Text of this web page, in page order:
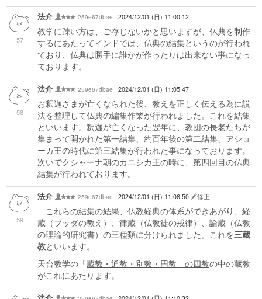
57
法介 259e67dbae 2024/12/01 (日) 11:00:12
教学に疎い方は、ご存じないかと思いますが、仏典を制作
するにあたってインドでは、仏典の結集というのが行われ
ており、仏典は勝手に誰かが作ったりは出来ない事になっ
ております。
58
法介 259e67dbae 2024/12/01 (日) 11:05:47
お釈迦さまが亡くなられた後、教えを正しく伝える為に説
法を整理して仏典の編集作業が行われました。これを結集
といいます。釈迦が亡くなった翌年に、教団の長老たちが
集まって開かれた第一結集、約百年後の第二結集、アショ
ーカ王の時代に第三結集が行われた事になっております。
次いでクシャーナ朝のカニシカ王の時に、第四回目の仏典
結集が行われております。
59
法介 259e67dbae 2024/12/01 (日) 11:06:50 修正
これらの結集の結果、仏教経典の体系ができあがり、経
蔵（ブッダの教え）、律蔵（仏教徒の戒律）、論蔵（仏教
の理論的研究書）の三種類に分けられました。これを三蔵
教といいます。
天台教学の「蔵教・通教・別教・円教」の四教の中の蔵教
がこれにあたります。